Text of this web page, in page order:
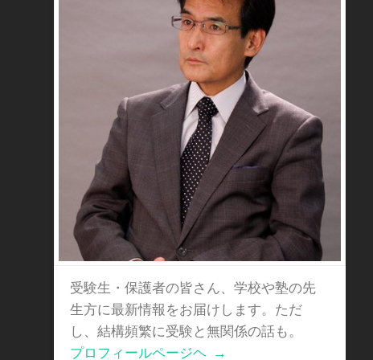
受験生・保護者の皆さん、学校や塾の先
生方に最新情報をお届けします。ただ
し、結構頻繁に受験と無関係の話も。
プロフィールページヘ →